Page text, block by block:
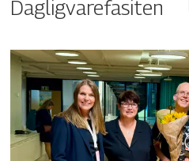
Dagligvarefasiten